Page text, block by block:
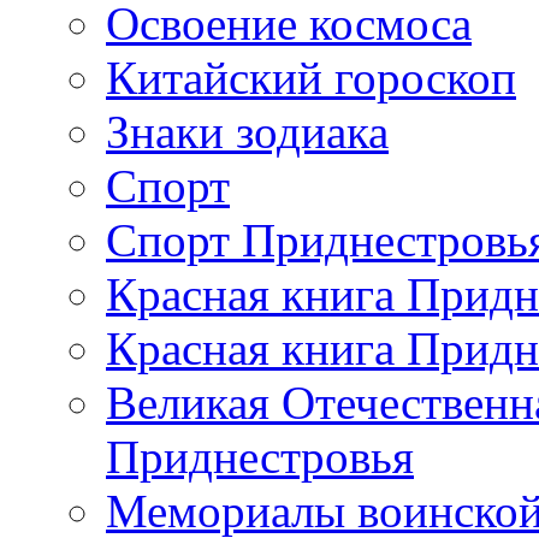
Освоение космоса
Китайский гороскоп
Знаки зодиака
Спорт
Спорт
Красная книга
Красная книга
Великая
Приднестровья
Мемориалы